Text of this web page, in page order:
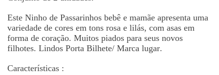
Este Ninho de Passarinhos bebê e mamãe apresenta uma
variedade de cores em tons rosa e lilás, com asas em
forma de coração. Muitos piados para seus novos
filhotes. Lindos Porta Bilhete/ Marca lugar.
Características :